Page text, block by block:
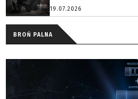
19.07.2026
BROŃ PALNA